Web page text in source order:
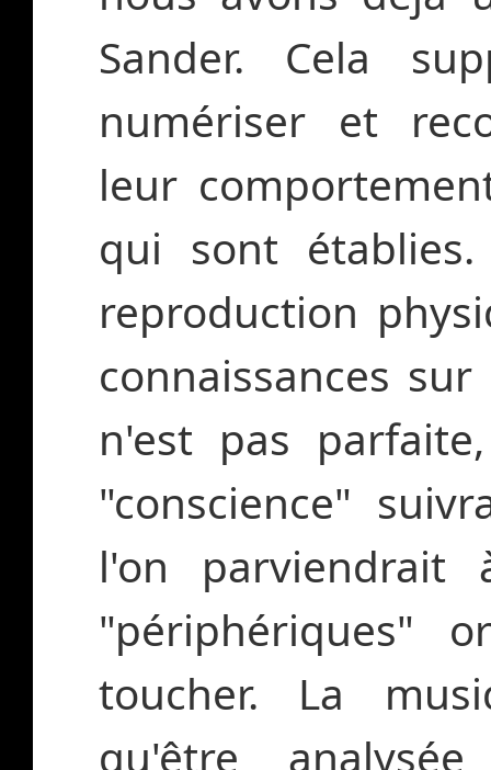
Sander. Cela
numériser et
leur
qui sont
reproduction
connaissances
n'est pas
"conscience"
l'on parviendrait
"périphériques"
toucher. La
qu'être